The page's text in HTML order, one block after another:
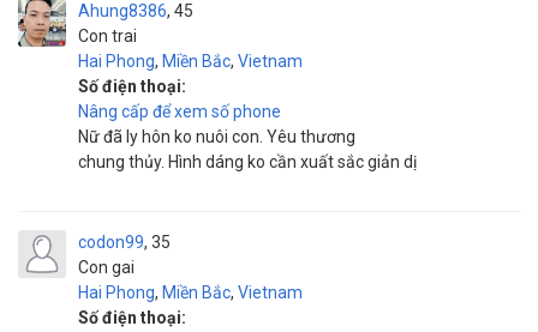
Ahung8386
Con trai
45
Hai Phong, Miền Bắc, Vietnam
Số điện thoại:
Nâng cấp để xem số phone
Nữ đã ly hôn ko nuôi con. Yêu thương
chung thủy. Hình dáng ko cần xuất sắc giản dị
codon99
Con gai
35
Hai Phong, Miền Bắc, Vietnam
Số điện thoại: